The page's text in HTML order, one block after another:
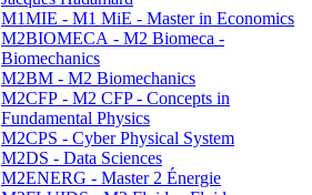
M1MIE - M1 MiE - Master in Economics
M2BIOMECA - M2 Biomeca -
Biomechanics
M2BM - M2 Biomechanics
M2CFP - M2 CFP - Concepts in
Fundamental Physics
M2CPS - Cyber Physical System
M2DS - Data Sciences
M2ENERG - Master 2 Énergie